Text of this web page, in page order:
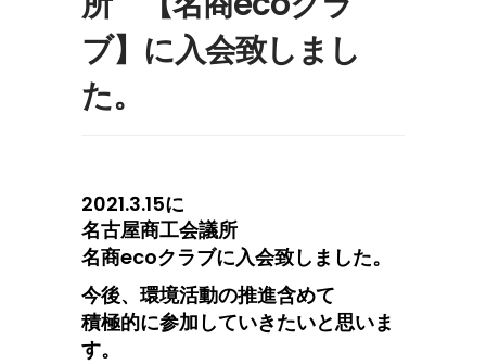
ブ】に入会致しまし
た。
2021.3.15に
名古屋商工会議所
名商ecoクラブに入会致しました。
今後、環境活動の推進含めて
積極的に参加していきたいと思いま
す。